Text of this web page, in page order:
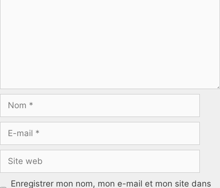
Nom
Site
web
Enregistrer mon nom, mon e-mail et mon site dans